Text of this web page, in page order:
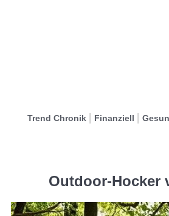
Trend Chronik Finanziell
Outdoor-Hocker